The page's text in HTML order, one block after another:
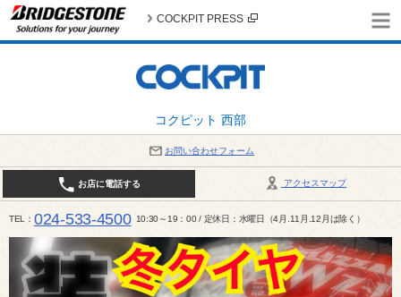
コクピット 西部
COCKPIT PRESS
お問い合わせフォーム
アクセスマップ
お店に電話する
TEL 024-533-4500 10:30～19：00 / 定休日：水曜日（4月.11月.12月